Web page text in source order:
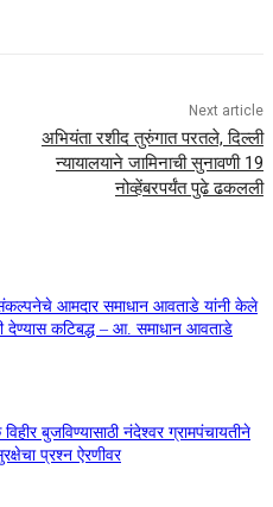
Next article
अभियंता रशीद तुरुंगात परतले, दिल्ली
न्यायालयाने जामिनाची सुनावणी 19
नोव्हेंबरपर्यंत पुढे ढकलली
आमदार समाधान आवताडे यांनी केले
देण्यास कटिबद्ध – आ. समाधान आवताडे
बुजविण्यासाठी नंदेश्वर ग्रामपंचायतीने
प्रश्न ऐरणीवर